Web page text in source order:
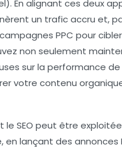
En alignant ces deux
un trafic accru et,
PPC pour
non seulement
sur la performance
votre contenu
le SEO peut être
en lançant des